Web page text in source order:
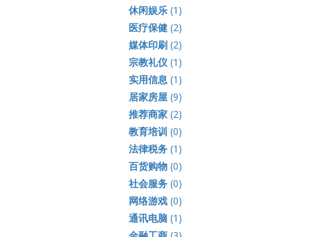
休闲娱乐(1)
医疗保健(2)
媒体印刷(2)
宗教礼仪(1)
实用信息 (1)
居家房屋(9)
推荐商家(2)
教育培训 (0)
法律税务(1)
百货购物(0)
社会服务(0)
网络游戏(0)
通讯电脑(1)